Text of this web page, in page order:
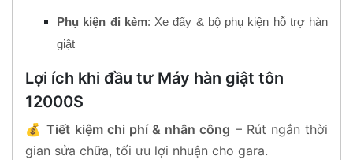
Phụ kiện đi kèm: Xe đẩy & bộ phụ kiện hỗ trợ hàn
giật
Lợi ích khi đầu tư Máy hàn giật tôn
12000S
💰Tiết kiệm chi phí & nhân công – Rút ngắn thời
gian sửa chữa, tối ưu lợi nhuận cho gara.